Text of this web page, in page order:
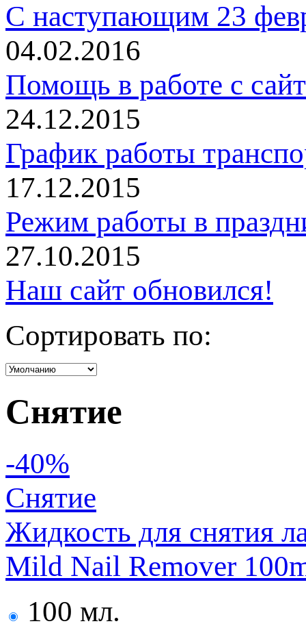
С наступающим 23
04.02.2016
Помощь в работе с
24.12.2015
График работы
17.12.2015
Режим работы в
27.10.2015
Наш сайт обновился!
Сортировать по:
Снятие
-40%
Снятие
Жидкость для снятия
Mild Nail Remover
100 мл.